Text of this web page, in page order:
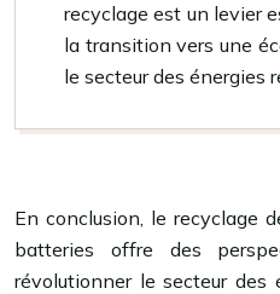
recyclage est un levier
la transition vers une
le secteur des énergies
En conclusion, le recyclage
batteries offre des
révolutionner le secteur des